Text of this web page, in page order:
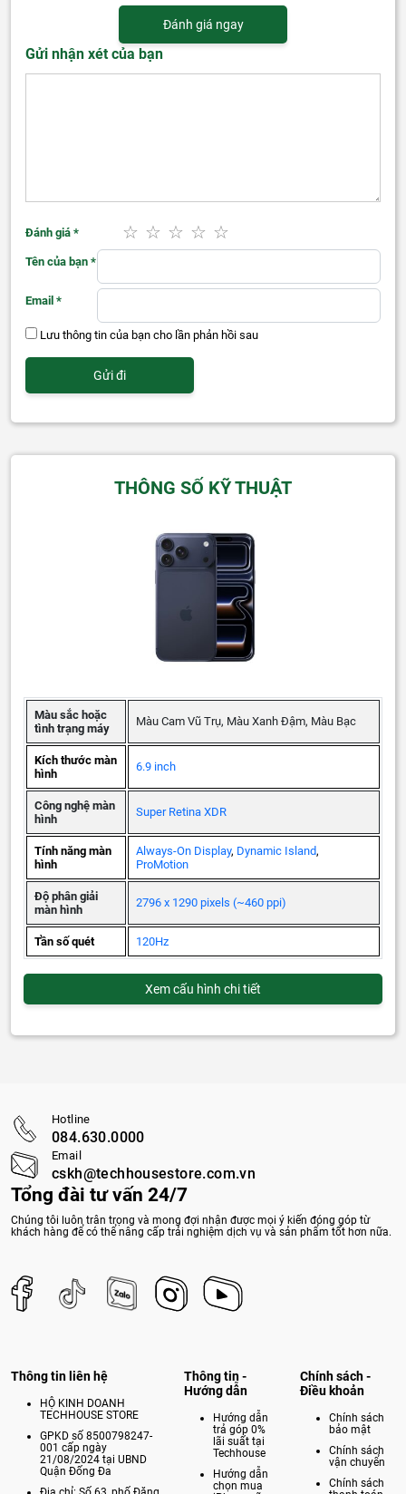
Đánh giá ngay
Gửi nhận xét của bạn
Đánh giá *
Tên của bạn *
Email *
Lưu thông tin của bạn cho lần phản hồi sau
THÔNG SỐ KỸ THUẬT
Màu sắc hoặc
tình trạng máy
Màu Cam Vũ Trụ, Màu Xanh Đậm, Màu Bạc
Kích thước màn
hình
6.9 inch
Công nghệ màn
hình
Super Retina XDR
Tính năng màn
hình
Always-On Display, Dynamic Island,
ProMotion
Độ phân giải
màn hình
2796 x 1290 pixels (~460 ppi)
Tần số quét 120Hz
Xem cấu hình chi tiết
Tổng đài tư vấn 24/7
Chúng tôi luôn trân trọng và mong đợi nhận được mọi ý kiến đóng góp từ
khách hàng để có thể nâng cấp trải nghiệm dịch vụ và sản phẩm tốt hơn nữa.
Hotline
084.630.0000
Email
cskh@techhousestore.com.vn
Thông tin liên hệ
HỘ KINH DOANH
TECHHOUSE STORE
GPKD số 8500798247-
001 cấp ngày
21/08/2024 tại UBND
Quận Đống Đa
Thông tin -
Hướng dẫn
Hướng dẫn
trả góp 0%
lãi suất tại
Techhouse
Hướng dẫn
chọn mua
Chính sách -
Điều khoản
Chính sách
bảo mật
Chính sách
vận chuyển
Chính sách